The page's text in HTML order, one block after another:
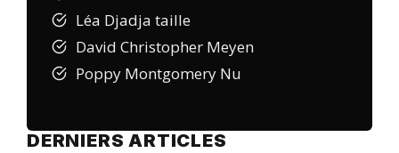
Léa Djadja taille
David Christopher Meyen
Poppy Montgomery Nu
DERNIERS ARTICLES